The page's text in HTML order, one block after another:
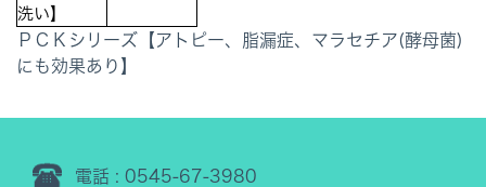
洗い】
ＰＣＫシリーズ【アトピー、脂漏症、マラセチア(酵母菌)
にも効果あり】
電話 : 0545-67-3980